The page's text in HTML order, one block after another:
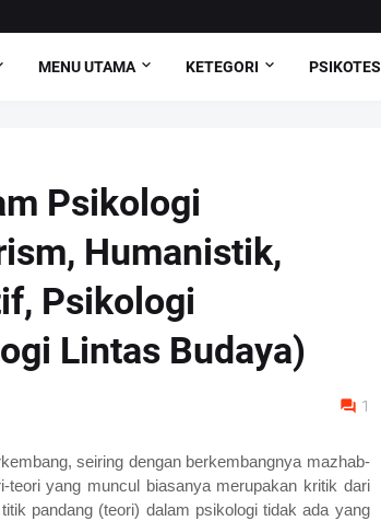
MENU UTAMA KETEGORI PSIKOTES
Psikologi
Humanistik,
Psikologi
Lintas Budaya)
1
seiring dengan berkembangnya mazhab-
teori yang muncul biasanya merupakan kritik dari
pandang (teori) dalam psikologi tidak ada yang